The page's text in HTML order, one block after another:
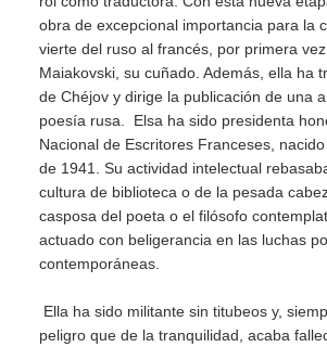
obra de excepcional importancia para la
vierte del ruso al francés, por primera
Maiakovski, su cuñado. Además, ella ha
de Chéjov y dirige la publicación de una
poesía rusa. Elsa ha sido presidenta
Nacional de Escritores Franceses,
de 1941. Su actividad intelectual
cultura de biblioteca o de la pesada
casposa del poeta o el filósofo
actuado con beligerancia en las luchas
contemporáneas.
Ella ha sido militante sin titubeos y,
peligro que de la tranquilidad, acaba